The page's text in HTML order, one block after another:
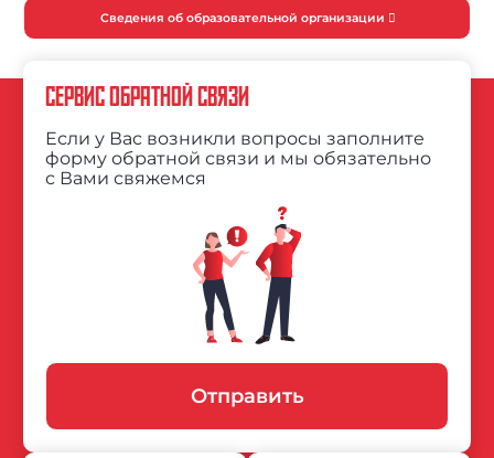
Сведения об образовательной организации
СЕРВИС ОБРАТНОЙ СВЯЗИ
Если у Вас возникли вопросы заполните
форму обратной связи и мы обязательно
с Вами свяжемся
Отправить